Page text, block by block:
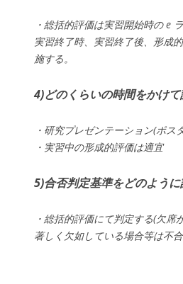
・総括的評価は実習開始時の e
実習終了時、実習終了後、形成
施する。
4)どのくらいの時間をかけ
・研究プレゼンテーション(ポス
・実習中の形成的評価は適宜
5)合否判定基準をどのよう
・総括的評価にて判定する(欠席
著しく欠如している場合等は不合